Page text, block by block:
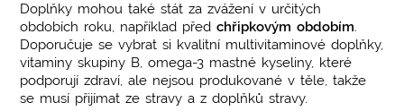
Doplňky mohou také stát za zvážení v určitých
obdobích roku, například předchřipkovým obdobím.
Doporučuje se vybrat si kvalitní multivitaminové doplňky,
vitaminy skupiny B, omega-3 mastné kyseliny, které
podporují zdraví, ale nejsou produkované v těle, takže
se musí přijímat ze stravy a z doplňků stravy.